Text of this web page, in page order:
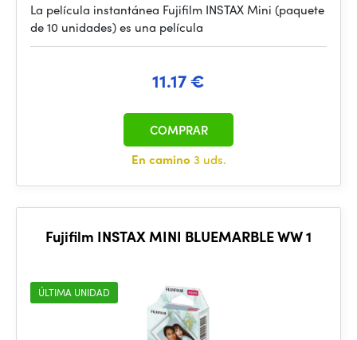
La película instantánea Fujifilm INSTAX Mini (paquete
de 10 unidades) es una película
11.17 €
En camino 3 uds.
COMPRAR
Fujifilm INSTAX MINI BLUEMARBLE WW 1
ÚLTIMA UNIDAD